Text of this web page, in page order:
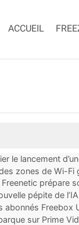
ACCUEIL
le lancement
zones de Wi-
prépare
la
pépite de l’IA
abonnés Freebox
sur Prime